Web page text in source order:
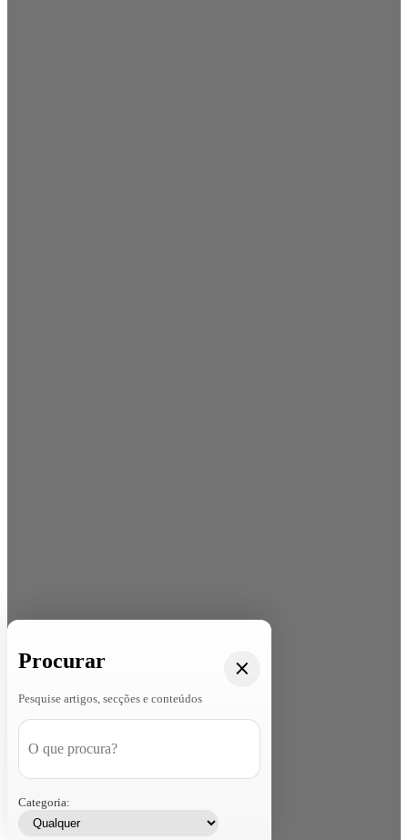
Procurar
Pesquise artigos, secções e conteúdos
Categoria: